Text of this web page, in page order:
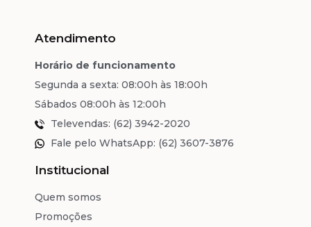
Atendimento
Horário de funcionamento
Segunda a sexta: 08:00h às 18:00h
Sábados 08:00h às 12:00h
Televendas: (62) 3942-2020
Fale pelo WhatsApp: (62) 3607-3876
Institucional
Quem somos
Promoções